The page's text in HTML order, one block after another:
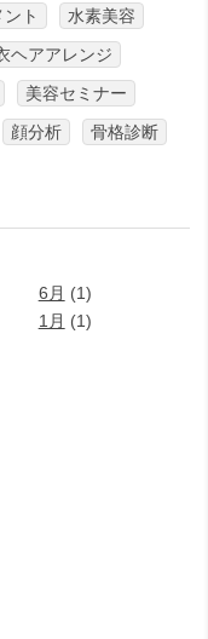
ト
水素美容
ヘアアレンジ
美容セミナー
顔分析 骨格診断
6月 (1)
1月 (1)